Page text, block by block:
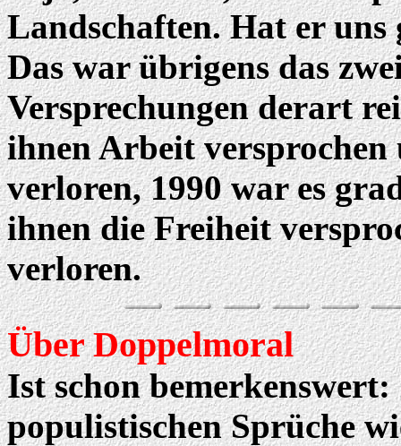
Landschaften. Hat er uns
Das war übrigens das
Versprechungen derart
ihnen Arbeit versprochen
verloren, 1990 war es
ihnen die Freiheit
verloren.
Über Doppelmoral
Ist schon
populistischen Sprüche